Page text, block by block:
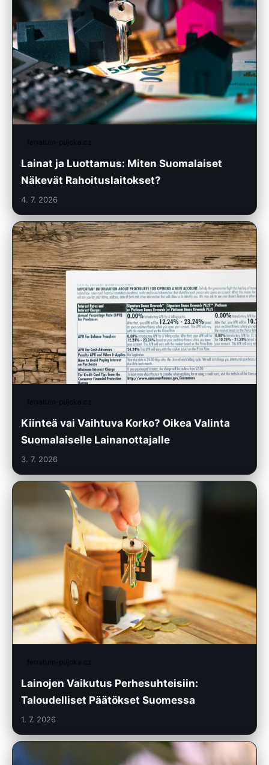
ferratum-pujcka.cz
Lainat ja Luottamus: Miten Suomalaiset
Näkevät Rahoituslaitokset?
4. 7. 2026
ferratum-pujcka.cz
Kiinteä vai Vaihtuva Korko? Oikea Valinta
Suomalaiselle Lainanottajalle
3. 7. 2026
ferratum-pujcka.cz
Lainojen Vaikutus Perhesuhteisiin:
Taloudelliset Päätökset Suomessa
1. 7. 2026